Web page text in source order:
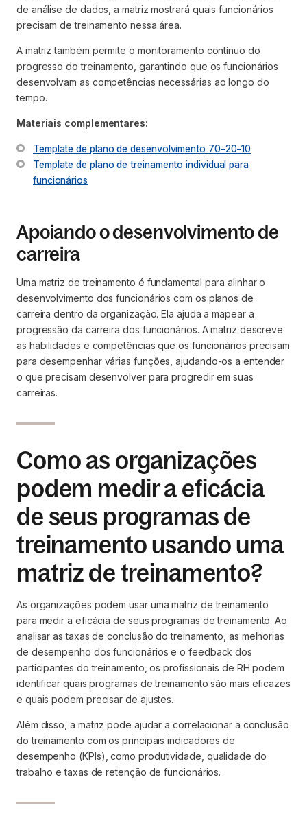
de análise de dados, a matriz mostrará quais funcionários
precisam de treinamento nessa área.
A matriz também permite o monitoramento contínuo do
progresso do treinamento, garantindo que os funcionários
desenvolvam as competências necessárias ao longo do
tempo.
Materiais complementares:
Template de plano de desenvolvimento 70-20-10
Template de plano de treinamento individual para
funcionários
Apoiando o desenvolvimento de
carreira
Uma matriz de treinamento é fundamental para alinhar o
desenvolvimento dos funcionários com os planos de
carreira dentro da organização. Ela ajuda a mapear a
progressão da carreira dos funcionários. A matriz descreve
as habilidades e competências que os funcionários precisam
para desempenhar várias funções, ajudando-os a entender
o que precisam desenvolver para progredir em suas
carreiras.
Como as organizações
podem medir a eficácia
de seus programas de
treinamento usando uma
matriz de treinamento?
As organizações podem usar uma matriz de treinamento
para medir a eficácia de seus programas de treinamento. Ao
analisar as taxas de conclusão do treinamento, as melhorias
de desempenho dos funcionários e o feedback dos
participantes do treinamento, os profissionais de RH podem
identificar quais programas de treinamento são mais eficazes
e quais podem precisar de ajustes.
Além disso, a matriz pode ajudar a correlacionar a conclusão
do treinamento com os principais indicadores de
desempenho (KPIs), como produtividade, qualidade do
trabalho e taxas de retenção de funcionários.